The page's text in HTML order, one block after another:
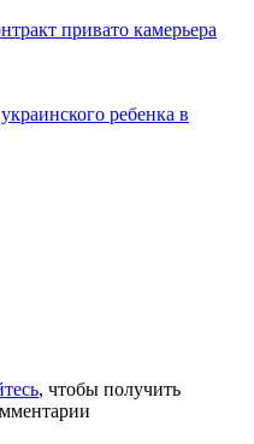
привато камерьера
ребенка в
, чтобы получить